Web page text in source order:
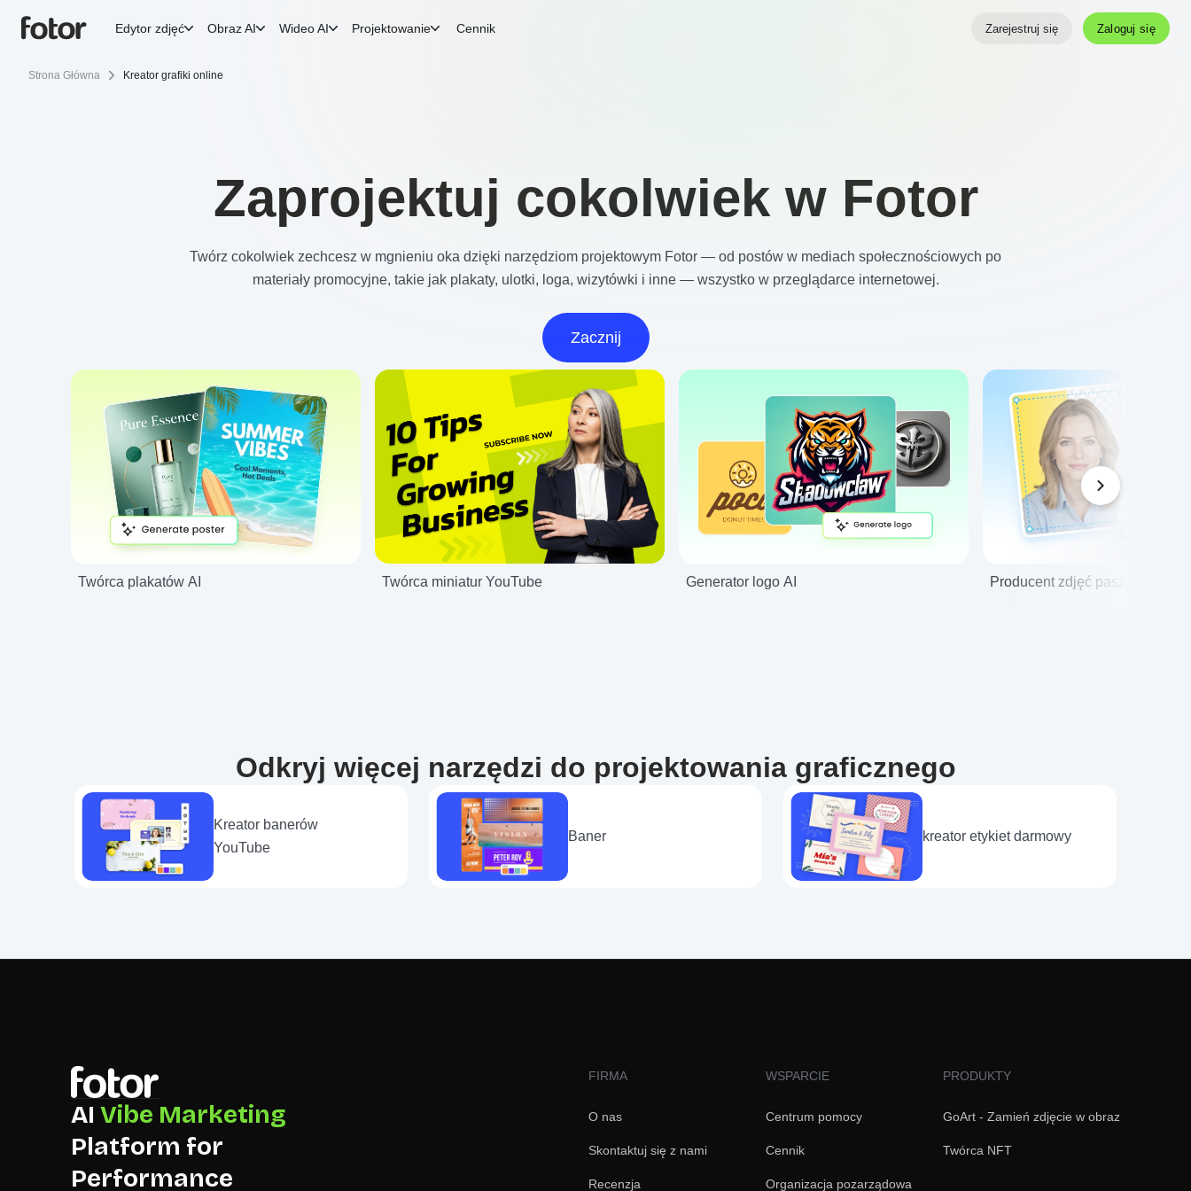
Edytor zdjęć Obraz AI Wideo AI Projektowanie Cennik Zarejestruj się Zaloguj się
Strona Główna Kreator grafiki online
Zaprojektuj cokolwiek w Fotor
Twórz cokolwiek zechcesz w mgnieniu oka dzięki narzędziom projektowym Fotor — od postów w mediach społecznościowych po
materiały promocyjne, takie jak plakaty, ulotki, loga, wizytówki i inne — wszystko w przeglądarce internetowej.
Zacznij
Twórca plakatów AI Twórca miniatur YouTube Generator logo AI Producent zdjęć paszportowych
Odkryj więcej narzędzi do projektowania graficznego
Kreator banerów
YouTube
Baner kreator etykiet darmowy
AI Vibe Marketing
Platform for
Performance
FIRMA
O nas
Skontaktuj się z nami
Recenzja
WSPARCIE
Centrum pomocy
Cennik
Organizacja pozarządowa
PRODUKTY
GoArt - Zamień zdjęcie w obraz
Twórca NFT